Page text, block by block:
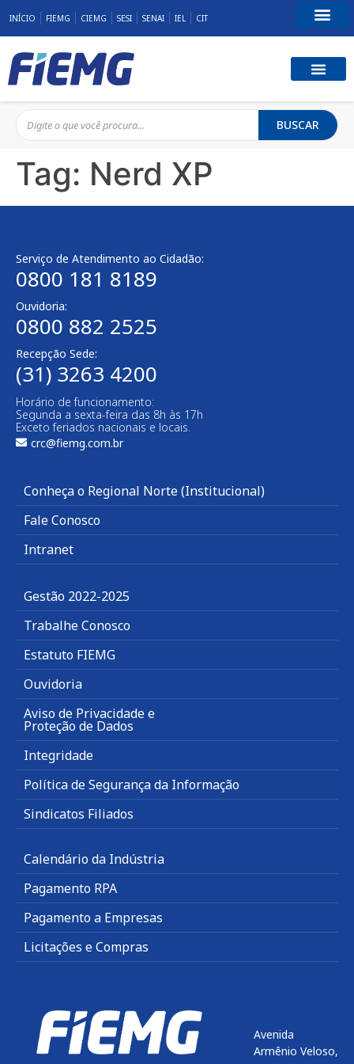
INÍCIO FIEMG CIEMG SESI SENAI IEL CIT
BUSCAR
Tag: Nerd XP
Serviço de Atendimento ao Cidadão:
0800 181 8189
Ouvidoria:
0800 882 2525
Recepção Sede:
(31) 3263 4200
Horário de funcionamento:
Segunda a sexta-feira das 8h às 17h
Exceto feriados nacionais e locais.
crc@fiemg.com.br
Conheça o Regional Norte (Institucional)
Fale Conosco
Intranet
Gestão 2022-2025
Trabalhe Conosco
Estatuto FIEMG
Ouvidoria
Aviso de Privacidade e
Proteção de Dados
Integridade
Política de Segurança da Informação
Sindicatos Filiados
Calendário da Indústria
Pagamento RPA
Pagamento a Empresas
Licitações e Compras
Avenida
Armênio Veloso,